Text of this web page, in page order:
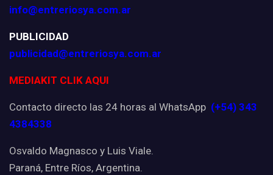
info@entreriosya.com.ar
PUBLICIDAD
publicidad@entreriosya.com.ar
MEDIAKIT CLIK AQUI
Contacto directo las 24 horas al WhatsApp (+54) 343
4384338
Osvaldo Magnasco y Luis Viale.
Paraná, Entre Ríos, Argentina.